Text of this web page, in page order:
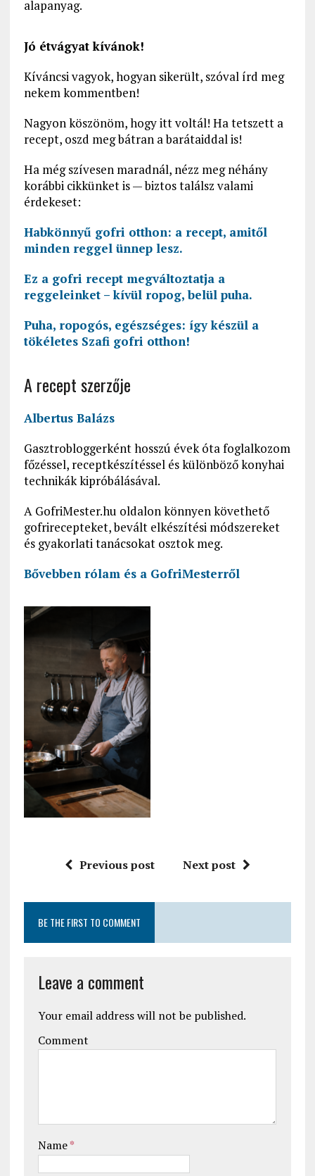
alapanyag.
Jó étvágyat kívánok!
Kíváncsi vagyok, hogyan sikerült, szóval írd meg
nekem kommentben!
Nagyon köszönöm, hogy itt voltál! Ha tetszett a
recept, oszd meg bátran a barátaiddal is!
Ha még szívesen maradnál, nézz meg néhány
korábbi cikkünket is — biztos találsz valami
érdekeset:
Habkönnyű gofri otthon: a recept, amitől
minden reggel ünnep lesz.
Ez a gofri recept megváltoztatja a
reggeleinket – kívül ropog, belül puha.
Puha, ropogós, egészséges: így készül a
tökéletes Szafi gofri otthon!
A recept szerzője
Albertus Balázs
Gasztrobloggerként hosszú évek óta foglalkozom
főzéssel, receptkészítéssel és különböző konyhai
technikák kipróbálásával.
A GofriMester.hu oldalon könnyen követhető
gofrirecepteket, bevált elkészítési módszereket
és gyakorlati tanácsokat osztok meg.
Bővebben rólam és a GofriMesterről
Previous post Next post
BE THE FIRST TO COMMENT
Leave a comment
Your email address will not be published.
Comment
Name*